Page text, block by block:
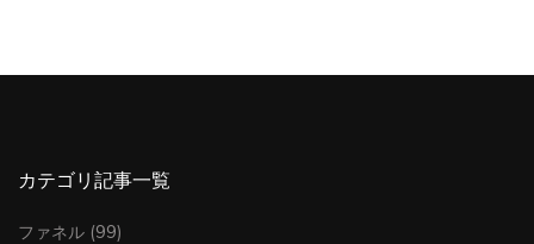
カテゴリ記事一覧
ファネル (99)